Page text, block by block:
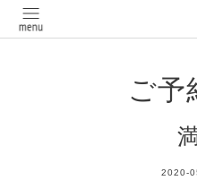
ご予
2020-